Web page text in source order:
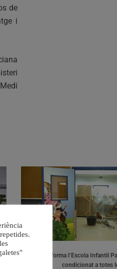
de
i
València reforma l’Escola Infantil
condicionat a totes